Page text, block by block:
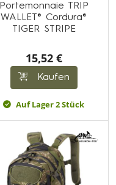
Portemonnaie TRIP
WALLET® Cordura®
TIGER STRIPE
15,52 €
Kaufen
Auf Lager 2 Stück